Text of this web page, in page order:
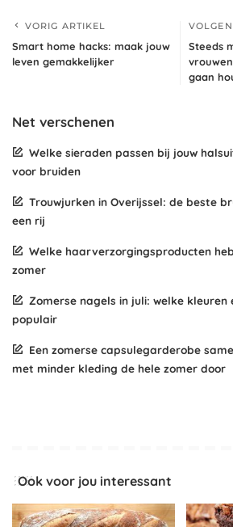
VORIG ARTIKEL
Smart home hacks: maak jouw
leven gemakkelijker
Steeds
gaan
Net verschenen
Welke sieraden passen bij jouw
voor bruiden
Trouwjurken in Overijssel: de beste
een rij
Welke haarverzorgingsproducten
zomer
Zomerse nagels in juli: welke kleuren
populair
Een zomerse capsulegarderobe
met minder kleding de hele zomer door
Ook voor jou interessant